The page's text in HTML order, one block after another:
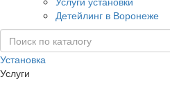
Детейлинг в Воронеже
Установка
Услуги